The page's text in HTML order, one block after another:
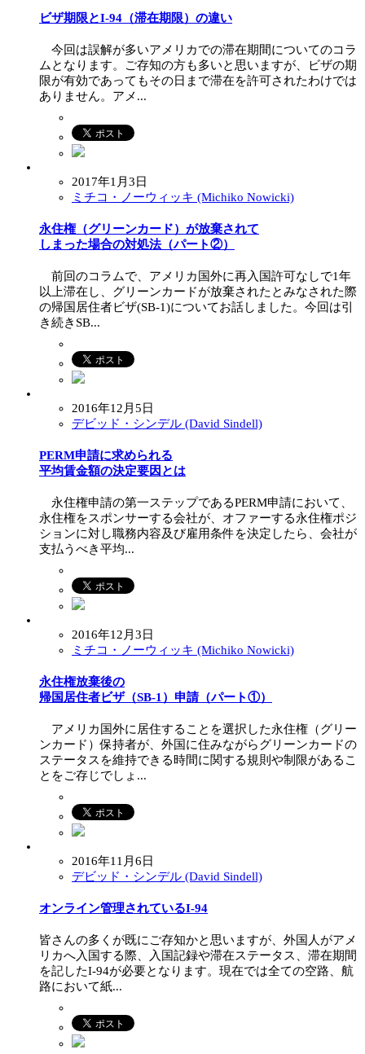
ビザ期限とI-94（滞在期限）の違い
今回は誤解が多いアメリカでの滞在期間についてのコラ
ムとなります。ご存知の方も多いと思いますが、ビザの期
限が有効であってもその日まで滞在を許可されたわけでは
ありません。アメ...
2017年1月3日
ミチコ・ノーウィッキ (Michiko Nowicki)
永住権（グリーンカード）が放棄されて
しまった場合の対処法（パート②）
前回のコラムで、アメリカ国外に再入国許可なしで1年
以上滞在し、グリーンカードが放棄されたとみなされた際
の帰国居住者ビザ(SB-1)についてお話しました。今回は引
き続きSB...
2016年12月5日
デビッド・シンデル (David Sindell)
PERM申請に求められる
平均賃金額の決定要因とは
永住権申請の第一ステップであるPERM申請において、
永住権をスポンサーする会社が、オファーする永住権ポジ
ションに対し職務内容及び雇用条件を決定したら、会社が
支払うべき平均...
2016年12月3日
ミチコ・ノーウィッキ (Michiko Nowicki)
永住権放棄後の
帰国居住者ビザ（SB-1）申請（パート①）
アメリカ国外に居住することを選択した永住権（グリー
ンカード）保持者が、外国に住みながらグリーンカードの
ステータスを維持できる時間に関する規則や制限があるこ
とをご存じでしょ...
2016年11月6日
デビッド・シンデル (David Sindell)
オンライン管理されているI-94
皆さんの多くが既にご存知かと思いますが、外国人がアメ
リカへ入国する際、入国記録や滞在ステータス、滞在期間
を記したI-94が必要となります。現在では全ての空路、航
路において紙...